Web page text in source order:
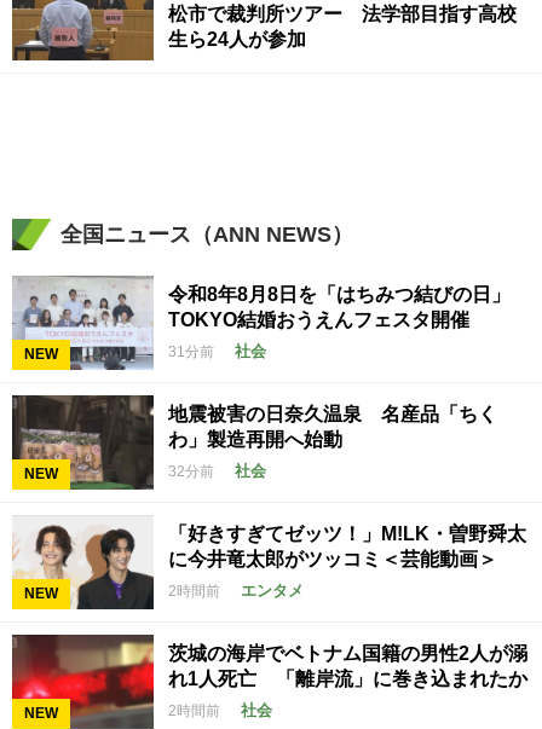
松市で裁判所ツアー 法学部目指す高校
生ら24人が参加
全国ニュース（ANN NEWS）
NEW
令和8年8月8日を「はちみつ結びの日」
TOKYO結婚おうえんフェスタ開催
31分前 社会
NEW
地震被害の日奈久温泉 名産品「ちく
わ」製造再開へ始動
32分前 社会
NEW
「好きすぎてゼッツ！」M!LK・曽野舜太
に今井竜太郎がツッコミ＜芸能動画＞
2時間前 エンタメ
NEW
茨城の海岸でベトナム国籍の男性2人が溺
れ1人死亡 「離岸流」に巻き込まれたか
2時間前 社会